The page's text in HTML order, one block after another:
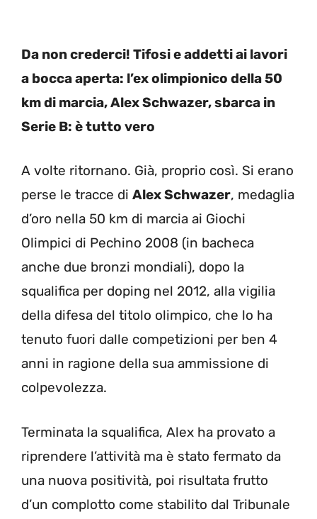
Da non crederci! Tifosi e addetti ai lavori
a bocca aperta: l’ex olimpionico della 50
km di marcia, Alex Schwazer, sbarca in
Serie B: è tutto vero
A volte ritornano. Già, proprio così. Si erano
perse le tracce di Alex Schwazer, medaglia
d’oro nella 50 km di marcia ai Giochi
Olimpici di Pechino 2008 (in bacheca
anche due bronzi mondiali), dopo la
squalifica per doping nel 2012, alla vigilia
della difesa del titolo olimpico, che lo ha
tenuto fuori dalle competizioni per ben 4
anni in ragione della sua ammissione di
colpevolezza.
Terminata la squalifica, Alex ha provato a
riprendere l’attività ma è stato fermato da
una nuova positività, poi risultata frutto
d’un complotto come stabilito dal Tribunale